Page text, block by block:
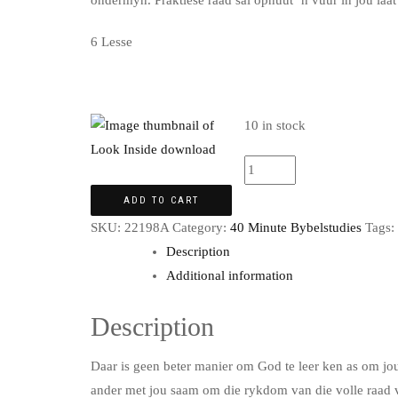
6 Lesse
10 in stock
ADD TO CART
SKU: 22198A Category: 40 Minute Bybelstudies Tags:
Description
Additional information
Description
Daar is geen beter manier om God te leer ken as om
ander met jou saam om die rykdom van die volle